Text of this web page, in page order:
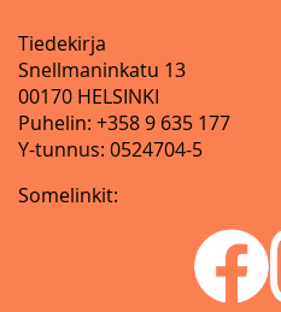
Tiedekirja
Snellmaninkatu 13
00170 HELSINKI
Puhelin: +358 9 635 177
Y-tunnus: 0524704-5
Somelinkit: